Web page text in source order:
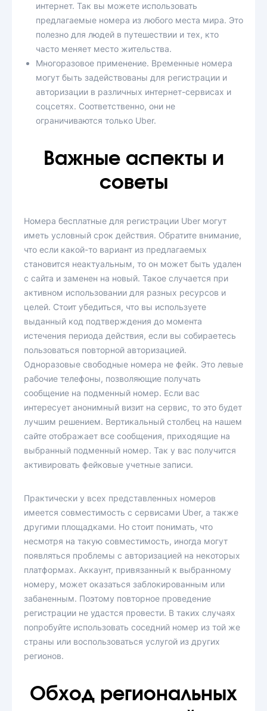
интернет. Так вы можете использовать
предлагаемые номера из любого места мира. Это
полезно для людей в путешествии и тех, кто
часто меняет место жительства.
Многоразовое применение. Временные номера
могут быть задействованы для регистрации и
авторизации в различных интернет-сервисах и
соцсетях. Соответственно, они не
ограничиваются только Uber.
Важные аспекты и
советы
Номера бесплатные для регистрации Uber могут
иметь условный срок действия. Обратите внимание,
что если какой-то вариант из предлагаемых
становится неактуальным, то он может быть удален
с сайта и заменен на новый. Такое случается при
активном использовании для разных ресурсов и
целей. Стоит убедиться, что вы используете
выданный код подтверждения до момента
истечения периода действия, если вы собираетесь
пользоваться повторной авторизацией.
Одноразовые свободные номера не фейк. Это левые
рабочие телефоны, позволяющие получать
сообщение на подменный номер. Если вас
интересует анонимный визит на сервис, то это будет
лучшим решением. Вертикальный столбец на нашем
сайте отображает все сообщения, приходящие на
выбранный подменный номер. Так у вас получится
активировать фейковые учетные записи.
Практически у всех представленных номеров
имеется совместимость с сервисами Uber, а также
другими площадками. Но стоит понимать, что
несмотря на такую совместимость, иногда могут
появляться проблемы с авторизацией на некоторых
платформах. Аккаунт, привязанный к выбранному
номеру, может оказаться заблокированным или
забаненным. Поэтому повторное проведение
регистрации не удастся провести. В таких случаях
попробуйте использовать соседний номер из той же
страны или воспользоваться услугой из других
регионов.
Обход региональных